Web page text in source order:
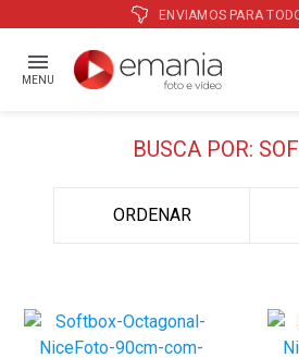
ATÉ
MENU
BUSCA POR:
ORDENAR